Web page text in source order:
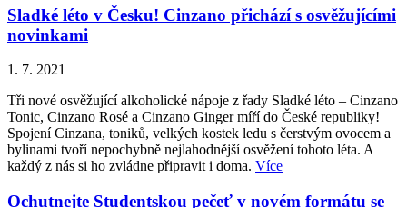
Sladké léto v Česku! Cinzano přichází s osvěžujícími
novinkami
1. 7. 2021
Tři nové osvěžující alkoholické nápoje z řady Sladké léto – Cinzano
Tonic, Cinzano Rosé a Cinzano Ginger míří do České republiky!
Spojení Cinzana, toniků, velkých kostek ledu s čerstvým ovocem a
bylinami tvoří nepochybně nejlahodnější osvěžení tohoto léta. A
každý z nás si ho zvládne připravit i doma. Více
Ochutnejte Studentskou pečeť v novém formátu se